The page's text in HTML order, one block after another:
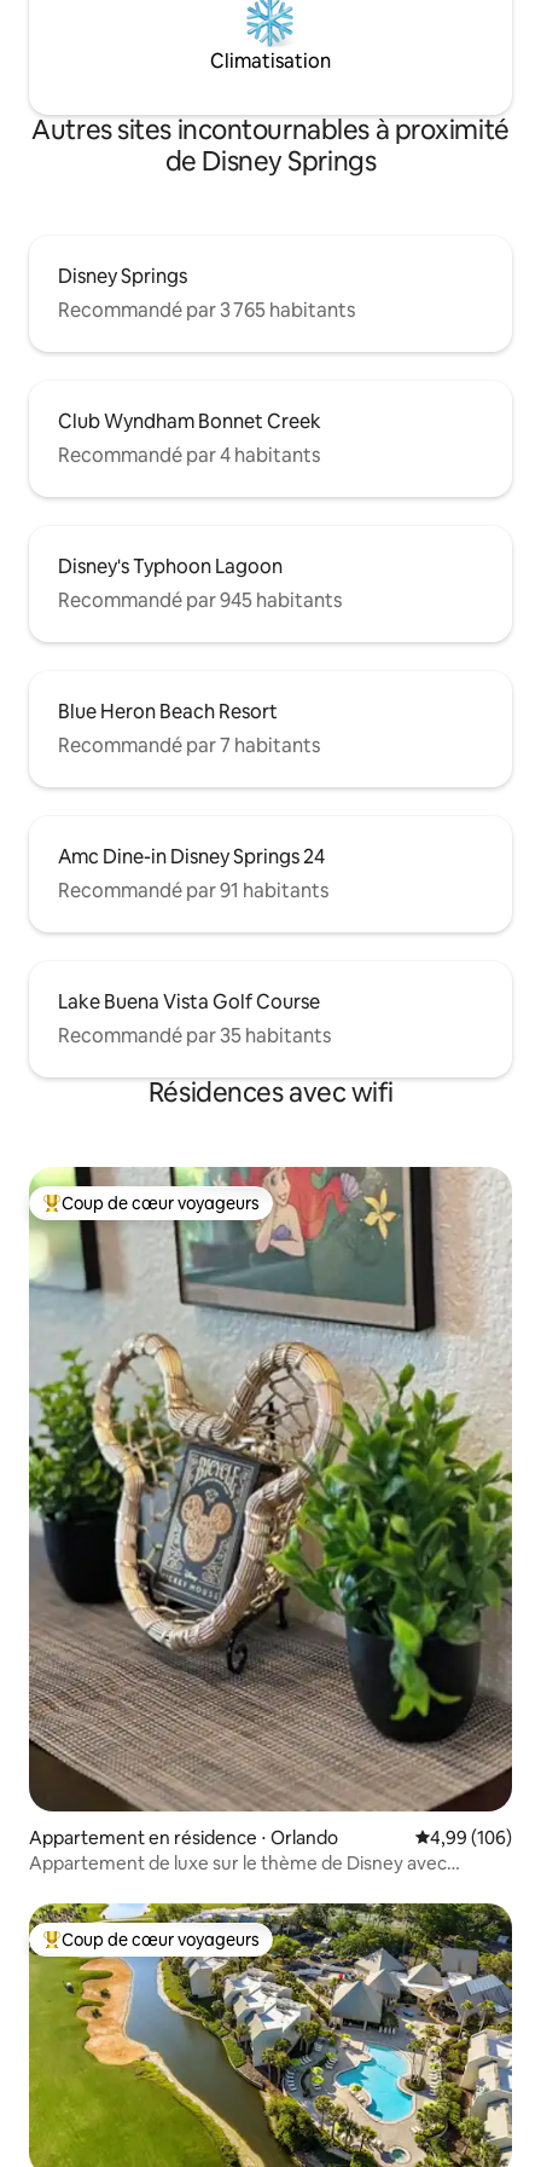
Climatisation
Autres sites incontournables à proximité
de Disney Springs
Disney Springs
Recommandé par 3 765 habitants
Club Wyndham Bonnet Creek
Recommandé par 4 habitants
Disney's Typhoon Lagoon
Recommandé par 945 habitants
Blue Heron Beach Resort
Recommandé par 7 habitants
Amc Dine-in Disney Springs 24
Recommandé par 91 habitants
Lake Buena Vista Golf Course
Recommandé par 35 habitants
Résidences avec wifi
Coups de cœur voyageurs les plus appréciés
Coup de cœur voyageurs
Appartement en résidence ⋅ Orlando Évaluation
4,99 (106)
Appartement de luxe sur le thème de Disney avec
Coups de cœur voyageurs les plus appréciés
Coup de cœur voyageurs